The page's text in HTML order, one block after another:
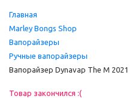
Главная
Marley Bongs Shop
Вапорайзеры
Ручные вапорайзеры
Вапорайзер Dynavap The M 2021
Товар закончился :(